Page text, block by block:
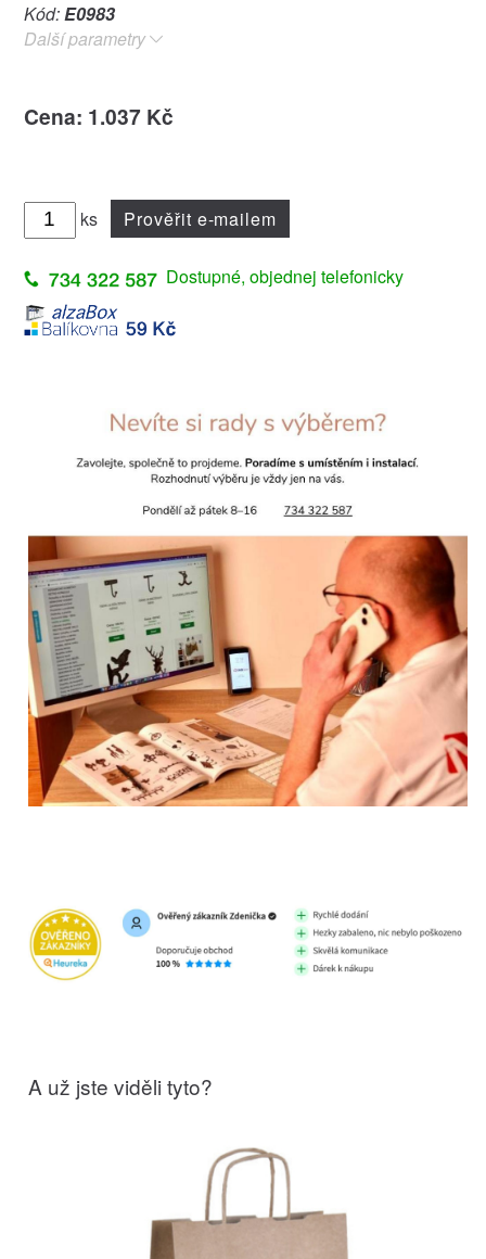
Kód:E0983
Další parametry
Cena: 1.037 Kč
ks Prověřit e-mailem
Dostupné, objednej telefonicky
A už jste viděli tyto?